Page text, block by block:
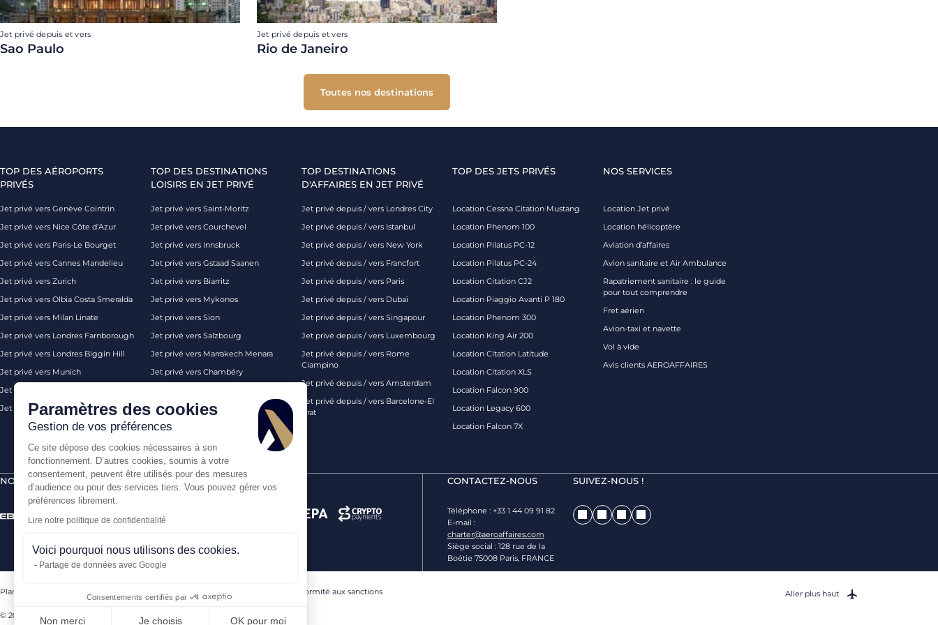
Jet privé depuis et vers
Sao Paulo
Jet privé depuis et vers
Rio de Janeiro
Toutes nos destinations
TOP DES AÉROPORTS
PRIVÉS
Jet privé vers Genève Cointrin
Jet privé vers Nice Côte d’Azur
Jet privé vers Paris-Le Bourget
Jet privé vers Cannes Mandelieu
Jet privé vers Zurich
Jet privé vers Olbia Costa Smeralda
Jet privé vers Milan Linate
Jet privé vers Londres Farnborough
Jet privé vers Londres Biggin Hill
Jet privé vers Munich
Jet privé vers Monaco
Jet privé vers Palma de Majorque
TOP DES DESTINATIONS
LOISIRS EN JET PRIVÉ
Jet privé vers Saint-Moritz
Jet privé vers Courchevel
Jet privé vers Innsbruck
Jet privé vers Gstaad Saanen
Jet privé vers Biarritz
Jet privé vers Mykonos
Jet privé vers Sion
Jet privé vers Salzbourg
Jet privé vers Marrakech Menara
Jet privé vers Chambéry
Jet privé vers Londres
TOP DESTINATIONS
D'AFFAIRES EN JET PRIVÉ
Jet privé depuis / vers Londres City
Jet privé depuis / vers Istanbul
Jet privé depuis / vers New York
Jet privé depuis / vers Francfort
Jet privé depuis / vers Paris
Jet privé depuis / vers Dubaï
Jet privé depuis / vers Singapour
Jet privé depuis / vers Luxembourg
Jet privé depuis / vers Rome
Ciampino
Jet privé depuis / vers Amsterdam
Jet privé depuis / vers Barcelone-El
Prat
TOP DES JETS PRIVÉS
Location Cessna Citation Mustang
Location Phenom 100
Location Pilatus PC-12
Location Pilatus PC-24
Location Citation CJ2
Location Piaggio Avanti P 180
Location Phenom 300
Location King Air 200
Location Citation Latitude
Location Citation XLS
Location Falcon 900
Location Legacy 600
Location Falcon 7X
NOS SERVICES
Location Jet privé
Location hélicoptère
Aviation d’affaires
Avion sanitaire et Air Ambulance
Rapatriement sanitaire : le guide
pour tout comprendre
Fret aérien
Avion-taxi et navette
Vol à vide
Avis clients AEROAFFAIRES
NOS CERTIFICATIONS PAIEMENTS SÉCURISÉS PAR CONTACTEZ-NOUS
Téléphone : +33 1 44 09 91 82
E-mail :
charter@aeroaffaires.com
Siège social : 128 rue de la
Boétie 75008 Paris, FRANCE
SUIVEZ-NOUS !
Plan du site Nous contacter Politique de conformité aux sanctions
© 2026 AEROAFFAIRES. Tous droits réservés.
Aller plus haut
Paramètres des cookies
Gestion de vos préférences
Ce site dépose des cookies nécessaires à son
fonctionnement. D’autres cookies, soumis à votre
consentement, peuvent être utilisés pour des mesures
d’audience ou pour des services tiers. Vous pouvez gérer vos
préférences librement.
Lire notre politique de confidentialité
Voici pourquoi nous utilisons des cookies.
Partage de données avec Google
Consentements certifiés par
Non merci Je choisis OK pour moi